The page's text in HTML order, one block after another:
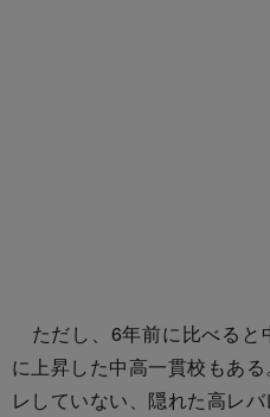
ただし、6年前に比べると
に上昇した中高一貫校もあ
レしていない、隠れた高レ